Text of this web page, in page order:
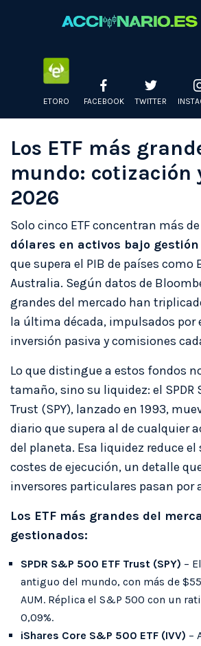
ETORO FACEBOOK TWITTER
Los ETF más
mundo: cotización
2026
Solo cinco ETF concentran más de
dólares en activos bajo gestión
que supera el PIB de países como
Australia. Según datos de
grandes del mercado han
la última década, impulsados por
inversión pasiva y comisiones
Lo que distingue a estos fondos
tamaño, sino su liquidez: el SPDR
Trust (SPY), lanzado en 1993,
diario que supera al de cualquier
del planeta. Esa liquidez reduce el
costes de ejecución, un detalle
inversores particulares pasan por
Los ETF más grandes del
gestionados:
SPDR S&P 500 ETF Trust (SPY) –
antiguo del mundo, con más de
AUM. Réplica el S&P 500 con un
0,09%.
iShares Core S&P 500 ETF (IVV) –